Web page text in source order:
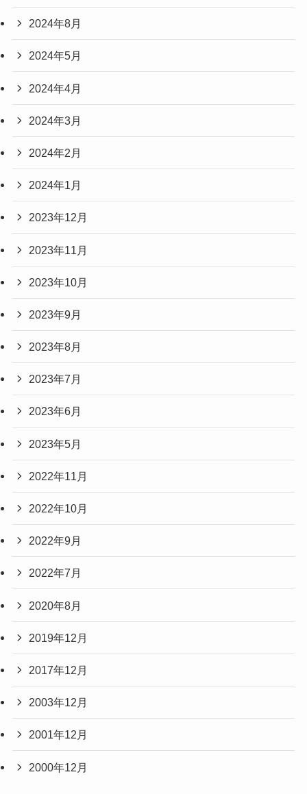
2024年8月
2024年5月
2024年4月
2024年3月
2024年2月
2024年1月
2023年12月
2023年11月
2023年10月
2023年9月
2023年8月
2023年7月
2023年6月
2023年5月
2022年11月
2022年10月
2022年9月
2022年7月
2020年8月
2019年12月
2017年12月
2003年12月
2001年12月
2000年12月